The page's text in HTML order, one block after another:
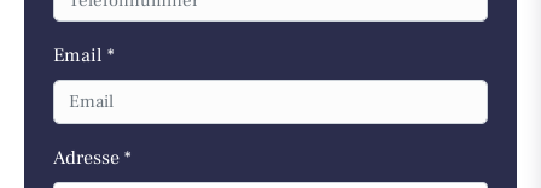
Email *
Adresse *